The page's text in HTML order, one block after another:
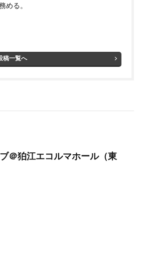
める。
稿一覧へ
＠狛江エコルマホール（東